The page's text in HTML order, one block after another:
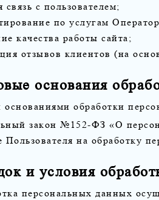
связь с пользователем;
по услугам
качества работы сайта;
отзывов клиентов (на
основания
обработки
закон №152-ФЗ «О
Пользователя на обработку
и условия
персональных данных